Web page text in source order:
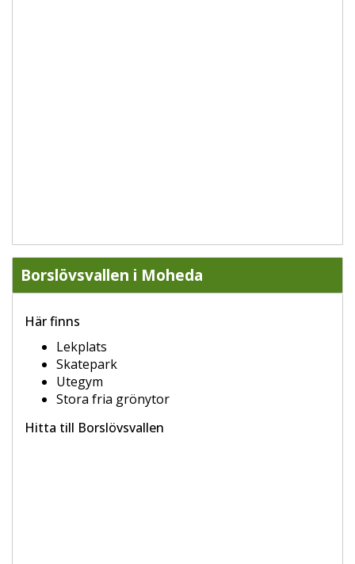
Borslövsvallen i Moheda
Här finns
Lekplats
Skatepark
Utegym
Stora fria grönytor
Hitta till Borslövsvallen